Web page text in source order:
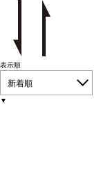
表示順
新着順
▼